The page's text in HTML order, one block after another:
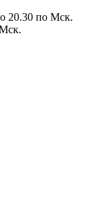
20.30 по Мcк.